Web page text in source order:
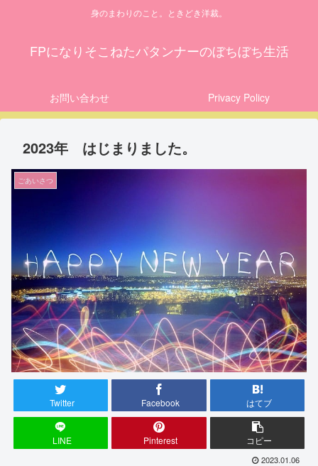
身のまわりのこと。ときどき洋裁。
FPになりそこねたパタンナーのぼちぼち生活
お問い合わせ Privacy Policy
2023年 はじまりました。
ごあいさつ
Twitter Facebook はてブ
LINE Pinterest コピー
2023.01.06